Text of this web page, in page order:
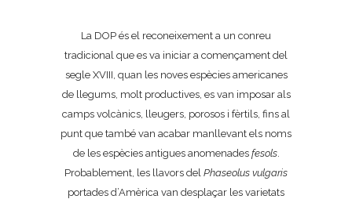
La DOP és el reconeixement a un conreu
tradicional que es va iniciar a començament del
segle XVIII, quan les noves espècies americanes
de llegums, molt productives, es van imposar als
camps volcànics, lleugers, porosos i fèrtils, fins al
punt que també van acabar manllevant els noms
de les espècies antigues anomenades fesols.
Probablement, les llavors del Phaseolus vulgaris
portades d’Amèrica van desplaçar les varietats